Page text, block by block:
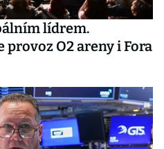
lídrem.
O2 areny i Fora